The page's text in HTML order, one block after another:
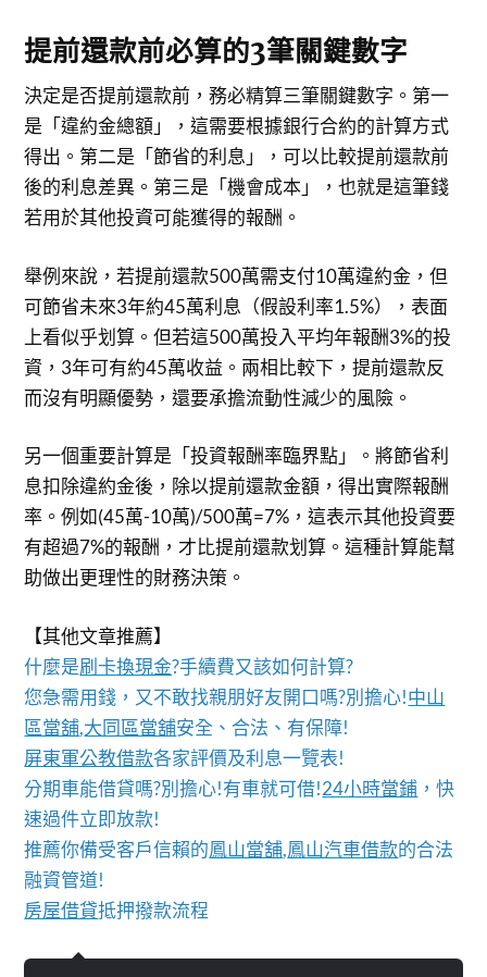
提前還款前必算的3筆關鍵數字
決定是否提前還款前，務必精算三筆關鍵數字。第一
是「違約金總額」，這需要根據銀行合約的計算方式
得出。第二是「節省的利息」，可以比較提前還款前
後的利息差異。第三是「機會成本」，也就是這筆錢
若用於其他投資可能獲得的報酬。
舉例來說，若提前還款500萬需支付10萬違約金，但
可節省未來3年約45萬利息（假設利率1.5%），表面
上看似乎划算。但若這500萬投入平均年報酬3%的投
資，3年可有約45萬收益。兩相比較下，提前還款反
而沒有明顯優勢，還要承擔流動性減少的風險。
另一個重要計算是「投資報酬率臨界點」。將節省利
息扣除違約金後，除以提前還款金額，得出實際報酬
率。例如(45萬-10萬)/500萬=7%，這表示其他投資要
有超過7%的報酬，才比提前還款划算。這種計算能幫
助做出更理性的財務決策。
【其他文章推薦】
什麼是刷卡換現金?手續費又該如何計算?
您急需用錢，又不敢找親朋好友開口嗎?別擔心!中山
區當舖,大同區當舖安全、合法、有保障!
屏東軍公教借款各家評價及利息一覽表!
分期車能借貸嗎?別擔心!有車就可借!24小時當鋪 ，快
速過件立即放款!
推薦你備受客戶信賴的鳳山當舖,鳳山汽車借款的合法
融資管道!
房屋借貸抵押撥款流程